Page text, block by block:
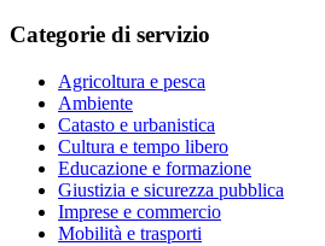
Categorie di servizio
Agricoltura e pesca
Ambiente
Catasto e urbanistica
Cultura e tempo libero
Educazione e formazione
Giustizia e sicurezza pubblica
Imprese e commercio
Mobilità e trasporti